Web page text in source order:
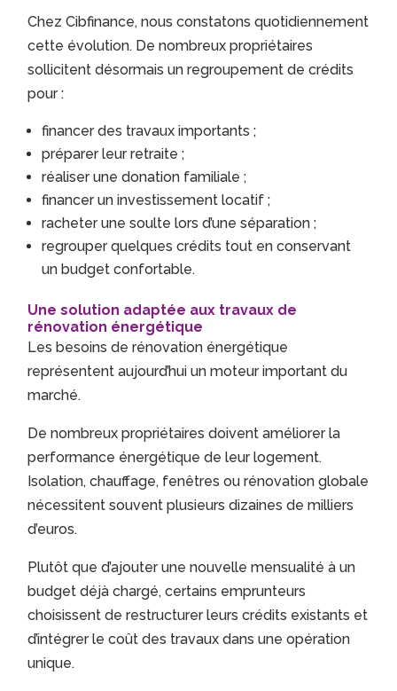
Chez Cibfinance, nous constatons quotidiennement
cette évolution. De nombreux propriétaires
sollicitent désormais un regroupement de crédits
pour :
financer des travaux importants ;
préparer leur retraite ;
réaliser une donation familiale ;
financer un investissement locatif ;
racheter une soulte lors d’une séparation ;
regrouper quelques crédits tout en conservant
un budget confortable.
Une solution adaptée aux travaux de
rénovation énergétique
Les besoins de rénovation énergétique
représentent aujourd’hui un moteur important du
marché.
De nombreux propriétaires doivent améliorer la
performance énergétique de leur logement.
Isolation, chauffage, fenêtres ou rénovation globale
nécessitent souvent plusieurs dizaines de milliers
d’euros.
Plutôt que d’ajouter une nouvelle mensualité à un
budget déjà chargé, certains emprunteurs
choisissent de restructurer leurs crédits existants et
d’intégrer le coût des travaux dans une opération
unique.